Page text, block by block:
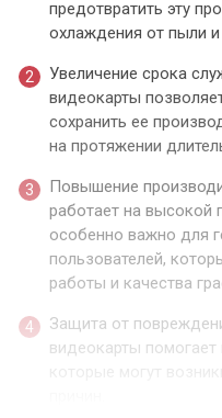
предотвратить эту
охлаждения от пыли и
Увеличение срока
видеокарты
сохранить ее
на протяжении
Повышение
работает на высокой
особенно важно для
пользователей,
работы и качества
Защита от
видеокарты